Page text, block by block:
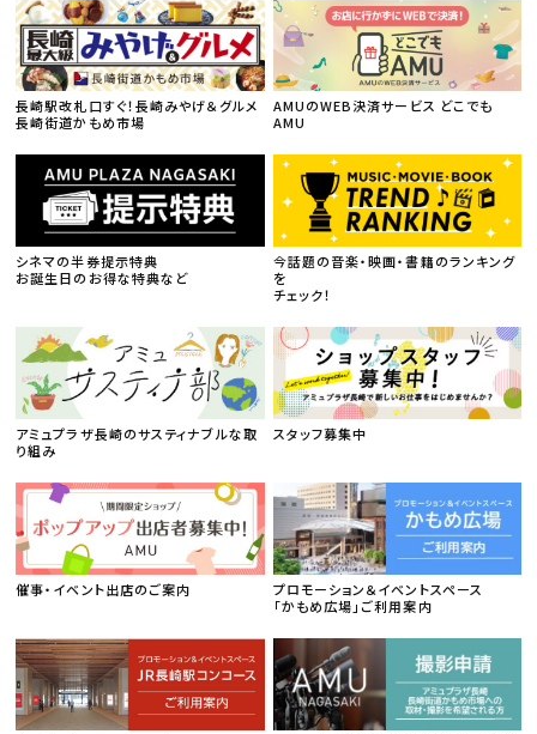
長崎駅改札口すぐ！長崎みやげ＆グルメ
長崎街道かもめ市場
AMUのWEB決済サービス どこでも
AMU
シネマの半券提示特典
お誕生日のお得な特典など
今話題の音楽・映画・書籍のランキング
を
チェック！
アミュプラザ長崎のサスティナブルな取
り組み
スタッフ募集中
催事・イベント出店のご案内
プロモーション＆イベントスペース
「かもめ広場」ご利用案内